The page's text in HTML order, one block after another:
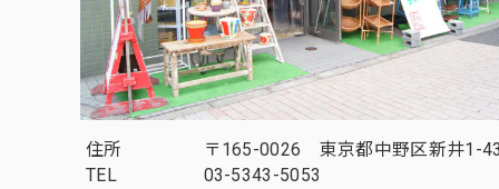
住所
〒165-0026 東京都中野区新井1-
TEL
03-5343-5053